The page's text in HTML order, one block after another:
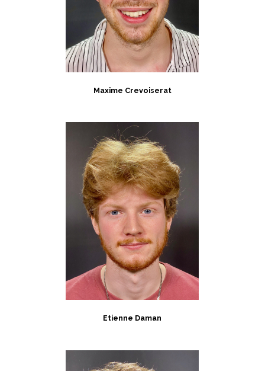
Maxime Crevoiserat
Etienne Daman